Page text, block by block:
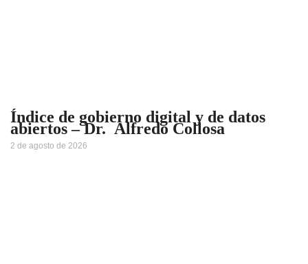
Índice de gobierno digital y de datos
abiertos – Dr. Alfredo Collosa
2 de agosto de 2026